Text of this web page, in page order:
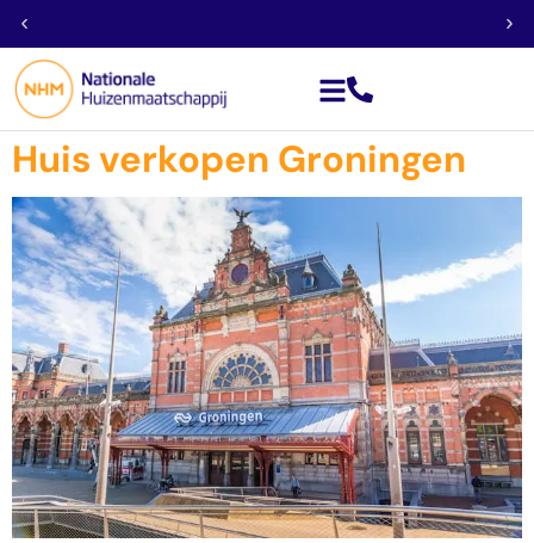
Aankoop van alle soorten vastgoed
Huis verkopen Groningen